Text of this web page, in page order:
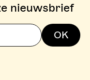
nieuwsbrief
OK